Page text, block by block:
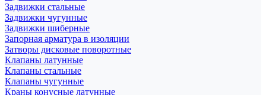
Задвижки стальные
Задвижки чугунные
Задвижки шиберные
Запорная арматура в изоляции
Затворы дисковые поворотные
Клапаны латунные
Клапаны стальные
Клапаны чугунные
Краны конусные латунные